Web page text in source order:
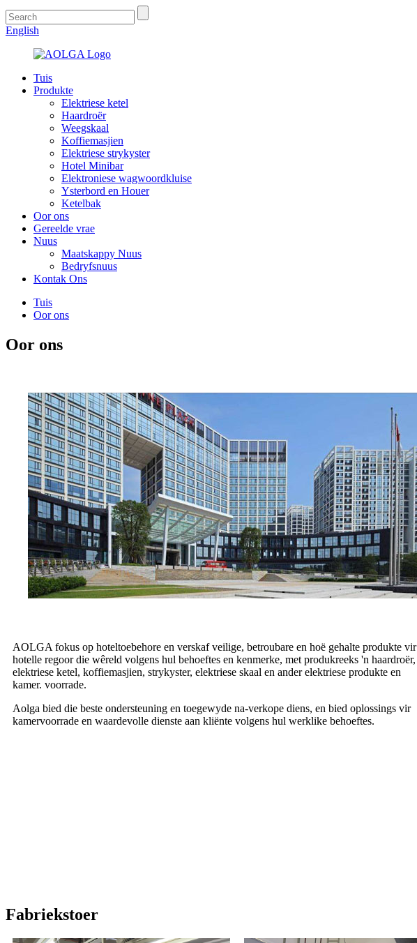
English
Tuis
Produkte
Elektriese ketel
Haardroër
Weegskaal
Koffiemasjien
Elektriese strykyster
Hotel Minibar
Elektroniese wagwoordkluise
Ysterbord en Houer
Ketelbak
Oor ons
Gereelde vrae
Nuus
Maatskappy Nuus
Bedryfsnuus
Kontak Ons
Tuis
Oor ons
Oor ons
AOLGA fokus op hoteltoebehore en verskaf veilige, betroubare en hoë gehalte produkte vir
hotelle regoor die wêreld volgens hul behoeftes en kenmerke, met produkreeks 'n haardroër,
elektriese ketel, koffiemasjien, strykyster, elektriese skaal en ander elektriese produkte en
kamer. voorrade.
Aolga bied die beste ondersteuning en toegewyde na-verkope diens, en bied oplossings vir
kamervoorrade en waardevolle dienste aan kliënte volgens hul werklike behoeftes.
Fabriekstoer